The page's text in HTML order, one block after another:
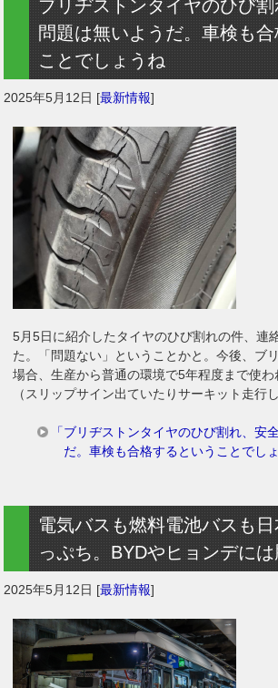
ブリヂストンタイヤのひび
問題は無いようだ。車検も合
ことでしょうね
2025年5月12日 [最新情報]
5月5日に紹介したタイヤのひび割れの件、連
た。「問題ない」ということかと。今後、ブ
場合、生産から普通の環境で5年程度まで使
（スリップサイン出ていたりサーキット走行
「ブリヂストンタイヤのひび割れ、安
だ。車検も合格するということでし
電気バスも燃料電池バスも
っぷち。BYDやヒョンデに
2025年5月12日 [最新情報]